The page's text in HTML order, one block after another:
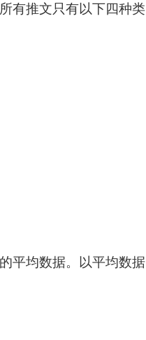
有推文只有以下四种类
平均数据。以平均数据